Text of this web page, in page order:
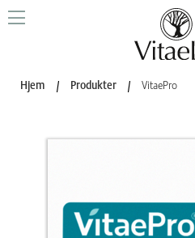
Hjem / Produkter / VitaePro